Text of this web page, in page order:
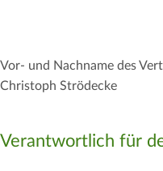
Vor- und Nachname des
Christoph Strödecke
Verantwortlich für